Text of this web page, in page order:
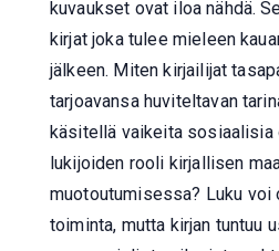
kuvaukset ovat iloa nähdä.
kirjat joka tulee mieleen
jälkeen. Miten kirjailijat
tarjoavansa huviteltavan
käsitellä vaikeita sosiaalisia
lukijoiden rooli kirjallisen
muotoutumisessa? Luku voi
toiminta, mutta kirjan tuntuu